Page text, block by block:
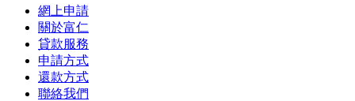
網上申請
關於富仁
貸款服務
申請方式
還款方式
聯絡我們